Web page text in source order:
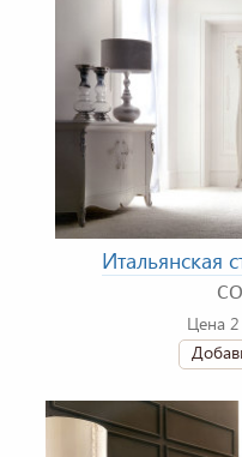
Итальянская
Цена